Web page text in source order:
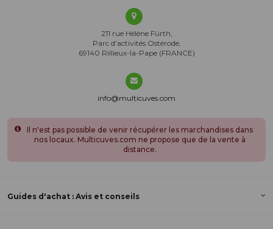
211 rue Hélène Fürth,
Parc d'activités Ostérode,
69140 Rillieux-la-Pape (FRANCE)
info@multicuves.com
Il n'est pas possible de venir récupérer les marchandises dans
nos locaux. Multicuves.com ne propose que de la vente à
distance.
Guides d'achat : Avis et conseils